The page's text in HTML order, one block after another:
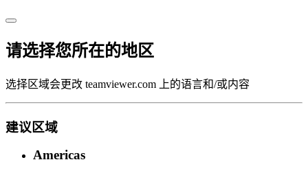
请选择您所在的地区
选择区域会更改 teamviewer.com 上的语言和/或内容
建议区域
Americas